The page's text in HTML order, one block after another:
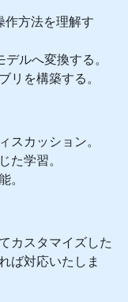
方法を理解す
ルへ変換する。
リを構築する。
スカッション。
た学習。
カスタマイズした
ば対応いたしま